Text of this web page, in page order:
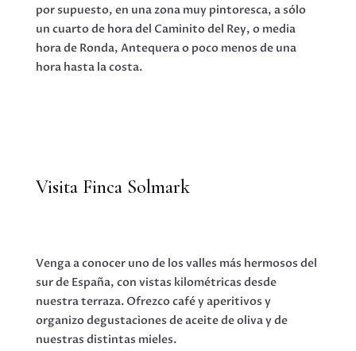
por supuesto, en una zona muy pintoresca, a sólo
un cuarto de hora del Caminito del Rey, o media
hora de Ronda, Antequera o poco menos de una
hora hasta la costa.
Visita Finca Solmark
Venga a conocer uno de los valles más hermosos del
sur de España, con vistas kilométricas desde
nuestra terraza. Ofrezco café y aperitivos y
organizo degustaciones de aceite de oliva y de
nuestras distintas mieles.